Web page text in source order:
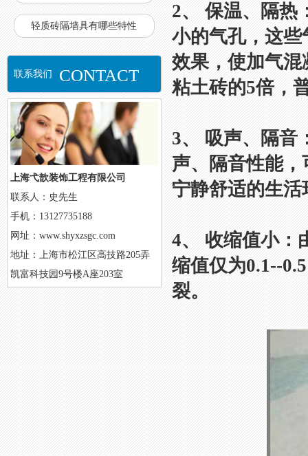
求
轻质砖隔墙具有哪些特性
联系我们 CONTACT
上海弋歆装饰工程有限公司
联系人：史先生
手机：13127735188
网址：www.shyxzsgc.com
地址：上海市松江区高技路205弄
凯富科技园9号楼A座203室
2、 保温、隔热
小的气孔，这
效果，使加气
粘土砖的5倍，
3、 吸声、隔音
声、隔音性能
宁静舒适的生活
4、 收缩值小：
缩值仅为0.1--
裂。